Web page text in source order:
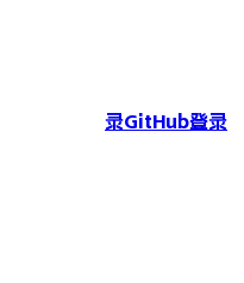
录GitHub登录